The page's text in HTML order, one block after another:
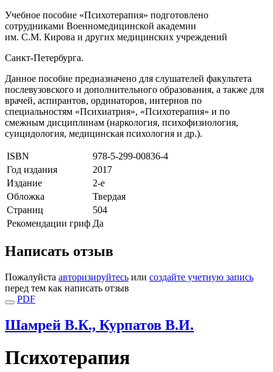
Учебное пособие «Психотерапия» подготовлено
сотрудниками Военномедицинской академии
им. С.М. Кирова и других медицинских учреждений
Санкт-Петербурга.
Данное пособие предназначено для слушателей факультета
послевузовского и дополнительного образования, а также для
врачей, аспирантов, ординаторов, интернов по
специальностям «Психиатрия», «Психотерапия» и по
смежным дисциплинам (наркология, психофизиология,
суицидология, медицинская психология и др.).
ISBN
978-5-299-00836-4
Год издания
2017
Издание
2-е
Обложка
Твердая
Страниц
504
Рекомендации гриф Да
Написать отзыв
Пожалуйста авторизируйтесь или создайте учетную запись
перед тем как написать отзыв
PDF
Шамрей В.К., Курпатов В.И.
Психотерапия